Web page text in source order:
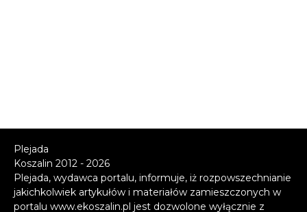
Plejada
Koszalin 2012 - 2026
Plejada, wydawca portalu, informuje, iż rozpowszechnianie
jakichkolwiek artykułów i materiałów zamieszczonych w
portalu www.ekoszalin.pl jest dozwolone wyłącznie z